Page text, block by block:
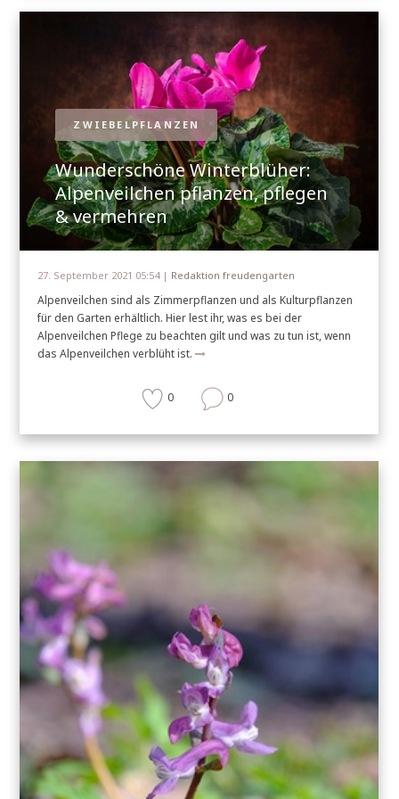
ZWIEBELPFLANZEN
Wunderschöne Winterblüher:
Alpenveilchen pflanzen, pflegen
& vermehren
27. September 2021 05:54 | Redaktion freudengarten
Alpenveilchen sind als Zimmerpflanzen und als Kulturpflanzen
für den Garten erhältlich. Hier lest ihr, was es bei der
Alpenveilchen Pflege zu beachten gilt und was zu tun ist, wenn
das Alpenveilchen verblüht ist.
0 0